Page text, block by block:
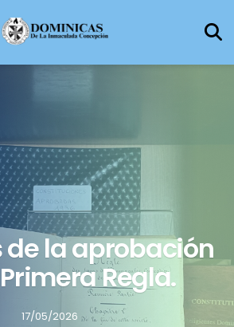
de la aprobación
Regla.
17/05/2026